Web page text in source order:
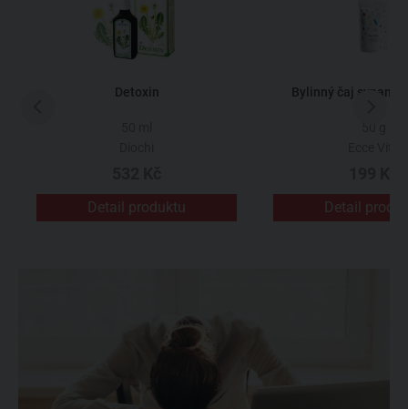
Detoxin
Detail produktu
Bylinný čaj sypaný
Detail